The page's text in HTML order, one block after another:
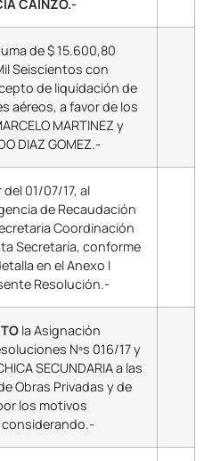
CAINZO.-
de $ 15.600,80
Seiscientos con
de liquidación de
aéreos, a favor de los
MARTINEZ y
DIAZ GOMEZ.-
01/07/17, al
de Recaudación
Coordinación
Secretaría, conforme
en el Anexo I
Resolución.-
la Asignación
Nºs 016/17 y
SECUNDARIA a las
Obras Privadas y de
los motivos